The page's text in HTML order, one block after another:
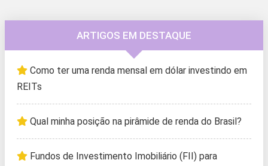
ARTIGOS EM DESTAQUE
Como ter uma renda mensal em dólar investindo em
REITs
Qual minha posição na pirâmide de renda do Brasil?
Fundos de Investimento Imobiliário (FII) para